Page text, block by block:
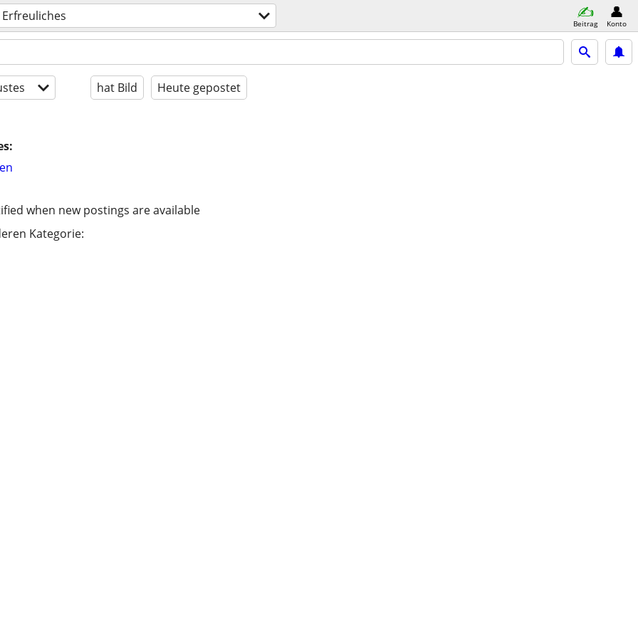
Erfreuliches Beitrag Konto
hat Bild Heute gepostet
when new postings are available
Kategorie: